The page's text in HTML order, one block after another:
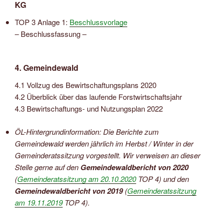
KG
TOP 3 Anlage 1: Beschlussvorlage
– Beschlussfassung –
4. Gemeindewald
4.1 Vollzug des Bewirtschaftungsplans 2020
4.2 Überblick über das laufende Forstwirtschaftsjahr
4.3 Bewirtschaftungs- und Nutzungsplan 2022
ÖL-Hintergrundinformation: Die Berichte zum
Gemeindewald werden jährlich im Herbst / Winter in der
Gemeinderatssitzung vorgestellt. Wir verweisen an dieser
Stelle gerne auf den Gemeindewaldbericht von 2020
(Gemeinderatssitzung am 20.10.2020TOP 4) und den
Gemeindewaldbericht von 2019(Gemeinderatssitzung
am 19.11.2019TOP 4).